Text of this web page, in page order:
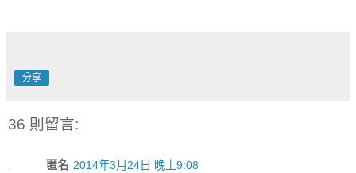
分享
36 則留言:
匿名 2014年3月24日 晚上9:08